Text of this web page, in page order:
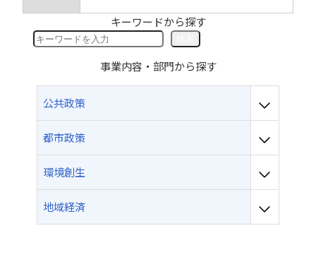
キーワードから探す
事業内容・部門から探す
公共政策
都市政策
環境創生
地域経済